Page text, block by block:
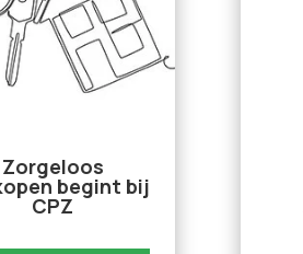
Zorgeloos
begint bij
CPZ